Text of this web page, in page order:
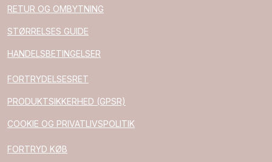
RETUR OG OMBYTNING
STØRRELSES GUIDE
HANDELSBETINGELSER
FORTRYDELSESRET
PRODUKTSIKKERHED (GPSR)
COOKIE OG PRIVATLIVSPOLITIK
FORTRYD KØB